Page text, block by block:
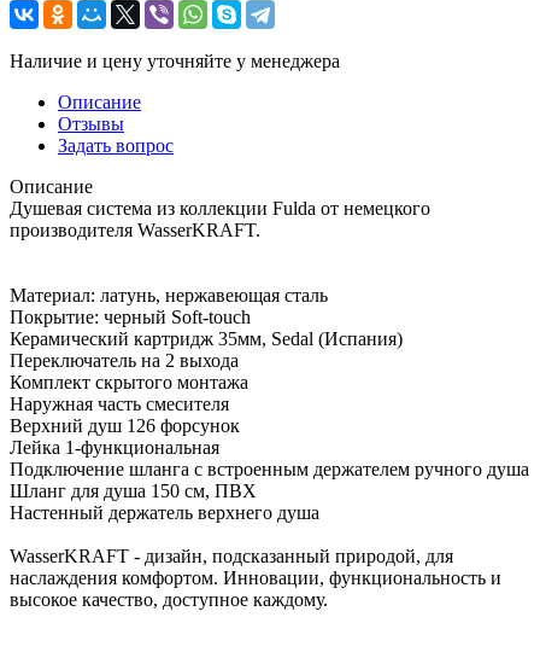
Наличие и цену уточняйте у менеджера
Описание
Отзывы
Задать вопрос
Описание
Душевая система из коллекции Fulda от немецкого
производителя WasserKRAFT.
Материал: латунь, нержавеющая сталь
Покрытие: черный Soft-touch
Керамический картридж 35мм, Sedal (Испания)
Переключатель на 2 выхода
Комплект скрытого монтажа
Наружная часть смесителя
Верхний душ 126 форсунок
Лейка 1-функциональная
Подключение шланга с встроенным держателем ручного душа
Шланг для душа 150 см, ПВХ
Настенный держатель верхнего душа
WasserKRAFT - дизайн, подсказанный природой, для
наслаждения комфортом. Инновации, функциональность и
высокое качество, доступное каждому.